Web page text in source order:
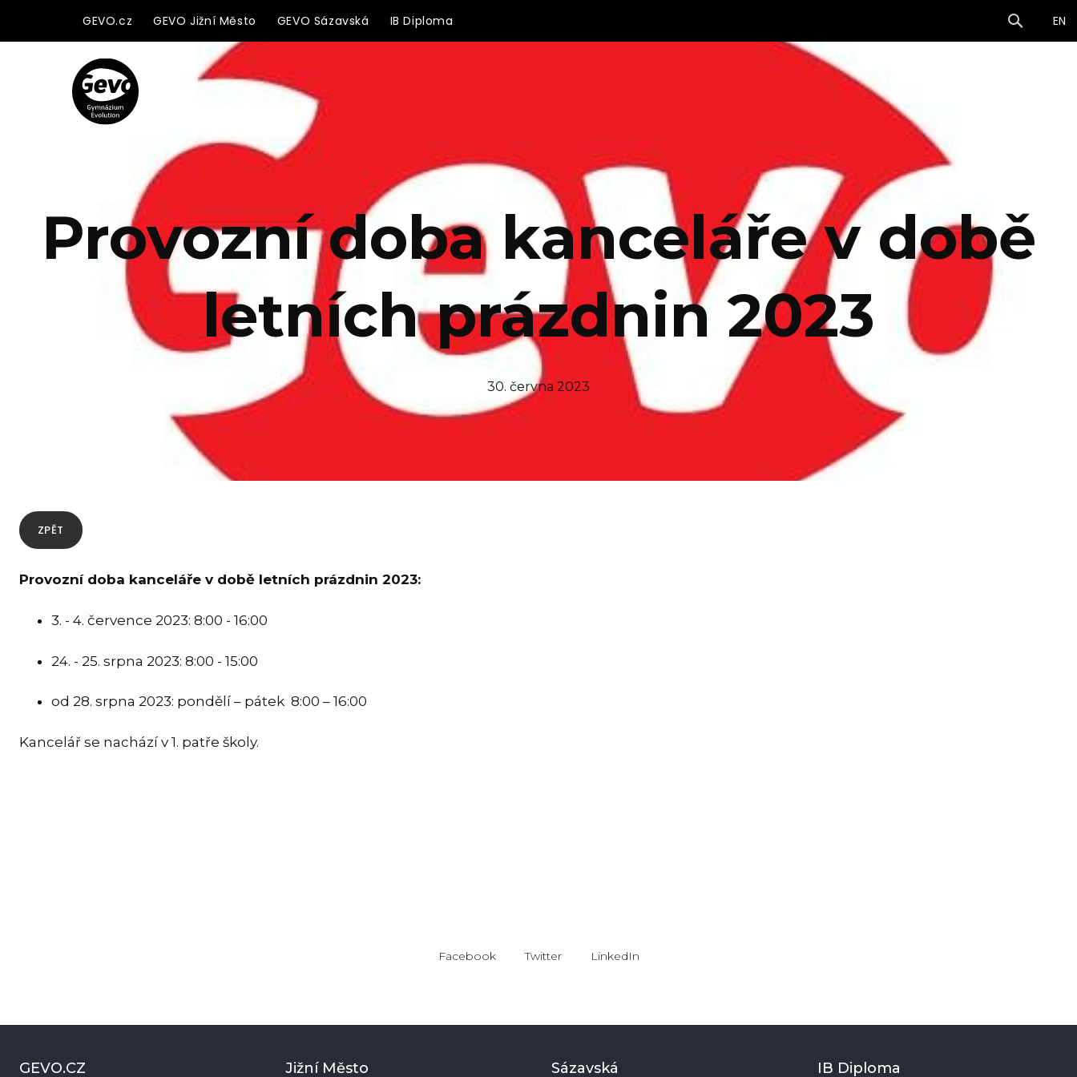
GEVO.cz GEVO Jižní Město GEVO Sázavská IB Diploma CS
EN
Provozní doba kanceláře v době
letních prázdnin 2023
30. června 2023
ZPĚT
Provozní doba kanceláře v době letních prázdnin 2023:
3. - 4. července 2023: 8:00 - 16:00
24. - 25. srpna 2023: 8:00 - 15:00
od 28. srpna 2023: pondělí – pátek 8:00 – 16:00
Kancelář se nachází v 1. patře školy.
Facebook Twitter LinkedIn
GEVO.CZ Jižní Město Sázavská IB Diploma